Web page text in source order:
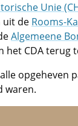
Unie
uit de Rooms-
Algemeene
het CDA terug
opgeheven
waren.